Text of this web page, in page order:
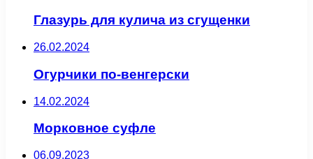
Глазурь для кулича из сгущенки
26.02.2024
Огурчики по-венгерски
14.02.2024
Морковное суфле
06.09.2023